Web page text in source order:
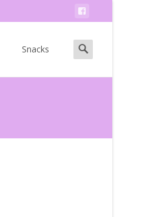
Snacks
Search
for: